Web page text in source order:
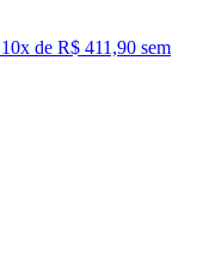
10x de R$ 411,90 sem